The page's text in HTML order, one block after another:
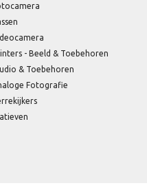
- Beeld & Toebehoren
& Toebehoren
Fotografie